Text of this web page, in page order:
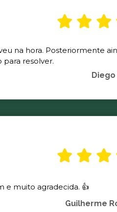
na hora. Posteriormente
resolver.
e muito agradecida. 👍
Guilherme